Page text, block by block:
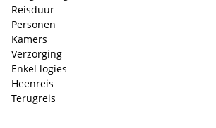
Reisduur
Personen
Kamers
Verzorging
Enkel logies
Heenreis
Terugreis